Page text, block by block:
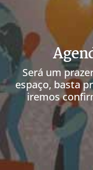
Será um
espaço, basta
iremos